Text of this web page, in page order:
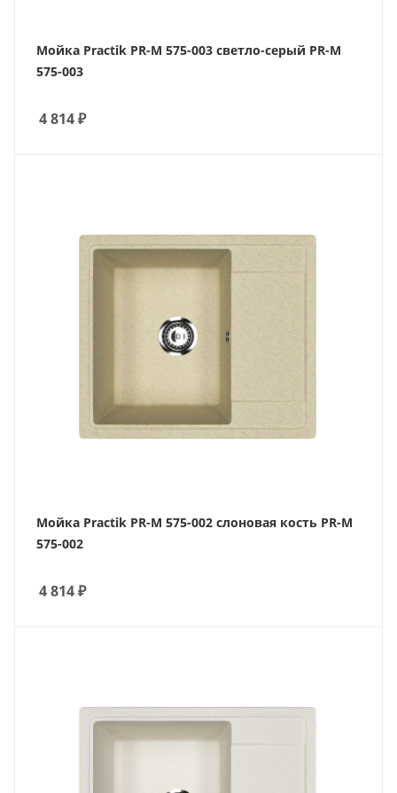
Мойка Practik PR-M 575-003 светло-серый PR-M
575-003
4 814₽
Мойка Practik PR-M 575-002 слоновая кость PR-M
575-002
4 814₽